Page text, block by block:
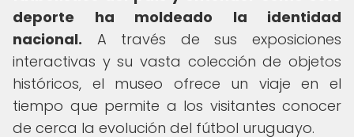
deporte ha moldeado la identidad
nacional. A través de sus exposiciones
interactivas y su vasta colección de objetos
históricos, el museo ofrece un viaje en el
tiempo que permite a los visitantes conocer
de cerca la evolución del fútbol uruguayo.